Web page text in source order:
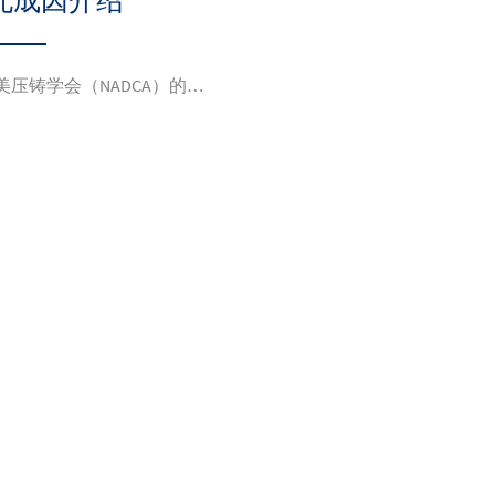
压铸学会（NADCA）的…